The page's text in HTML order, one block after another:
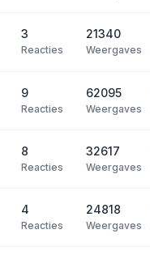
3
Reacties
21340
Weergaves
9
Reacties
62095
Weergaves
8
Reacties
32617
Weergaves
4
Reacties
24818
Weergaves